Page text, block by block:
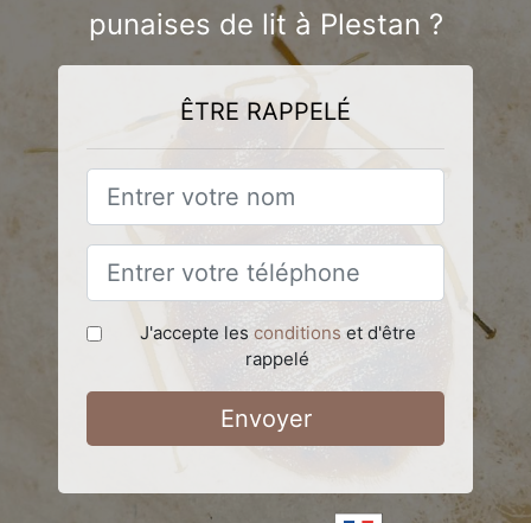
punaises de lit à Plestan ?
ÊTRE RAPPELÉ
J'accepte les conditions et d'être
rappelé
Envoyer